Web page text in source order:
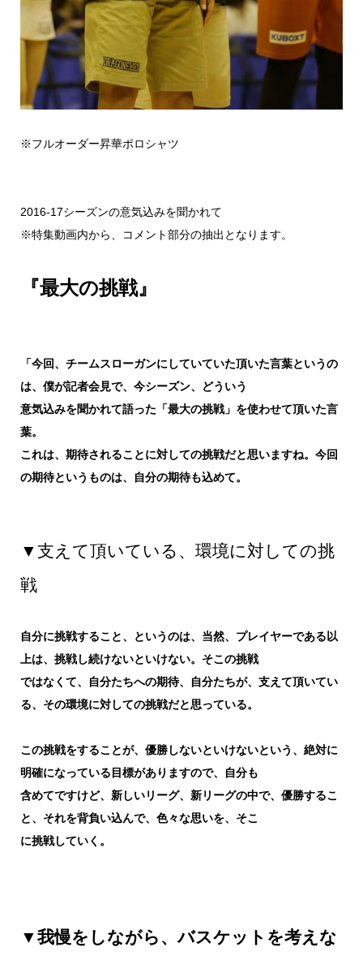
※フルオーダー昇華ポロシャツ
2016-17シーズンの意気込みを聞かれて
※特集動画内から、コメント部分の抽出となります。
『最大の挑戦』
「今回、チームスローガンにしていていた頂いた言葉というの
は、僕が記者会見で、今シーズン、どういう
意気込みを聞かれて語った「最大の挑戦」を使わせて頂いた言
葉。
これは、期待されることに対しての挑戦だと思いますね。今回
の期待というものは、自分の期待も込めて。
▼支えて頂いている、環境に対しての挑
戦
自分に挑戦すること、というのは、当然、プレイヤーである以
上は、挑戦し続けないといけない。そこの挑戦
ではなくて、自分たちへの期待、自分たちが、支えて頂いてい
る、その環境に対しての挑戦だと思っている。
この挑戦をすることが、優勝しないといけないという、絶対に
明確になっている目標がありますので、自分も
含めてですけど、新しいリーグ、新リーグの中で、優勝するこ
と、それを背負い込んで、色々な思いを、そこ
に挑戦していく。
▼我慢をしながら、バスケットを考えな